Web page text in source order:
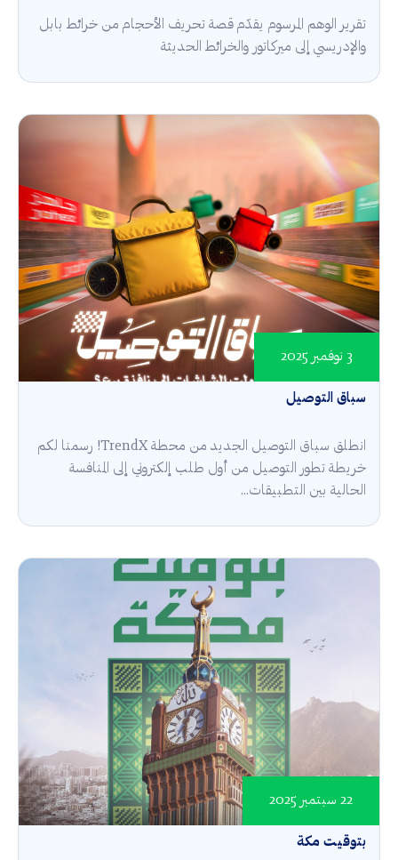
تقرير الوهم المرسوم يقدّم قصة تحريف الأحجام من خرائط بابل
والإدريسي إلى ميركاتور والخرائط الحديثة
سباق التوصيل
3 نوفمبر 2025
انطلق سباق التوصيل الجديد من محطة TrendX! رسمنا لكم
خريطة تطور التوصيل من أول طلب إلكتروني إلى المنافسة
الحالية بين التطبيقات...
بتوقيت مكة
22 سبتمبر 2025